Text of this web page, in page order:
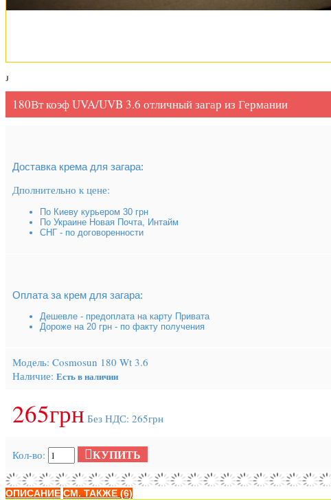
180Вт коэф UVA/UVB 3.6 отличный загар из Германии
Доставка крема для загара:
Дполнительно к цене:
По Киеву курьером 30 грн
По Украине Новая Почта, Интайм
СНГ - по договоренности
Оплата за крем для загара:
Дешевле - предоплата на карту Привата
Дороже на 20 грн - по факту получения
Модель: Cosmosun 180 Wt 3.6
Наличие: Есть в наличии
265грн Без НДС: 265грн
Кол-во: КУПИТЬ
ОПИСАНИЕ СМ. ТАКЖЕ (6)